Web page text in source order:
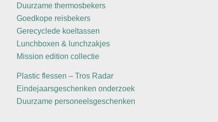
Duurzame thermosbekers
Goedkope reisbekers
Gerecyclede koeltassen
Lunchboxen & lunchzakjes
Mission edition collectie
Plastic flessen – Tros Radar
Eindejaarsgeschenken onderzoek
Duurzame personeelsgeschenken